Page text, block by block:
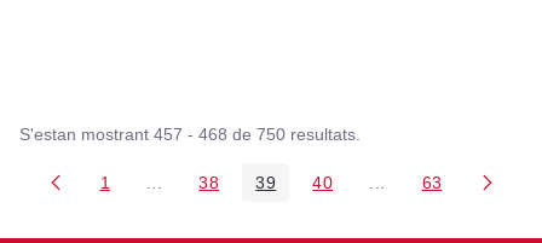
S'estan mostrant 457 - 468 de 750 resultats.
Pàgina
1 Pàgines intermèdies Utilitzeu TAB per navegar.
Pàgina
38 Pàgina
39 Pàgina
40 PàginesPàgina
63